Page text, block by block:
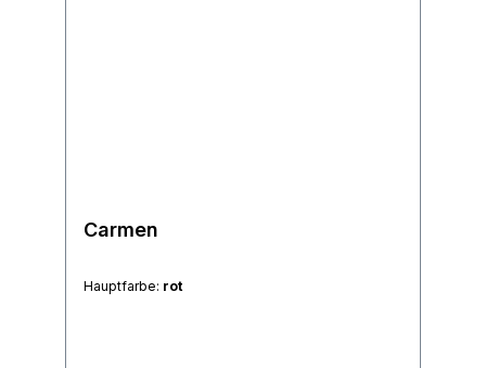
Carmen
Hauptfarbe: rot